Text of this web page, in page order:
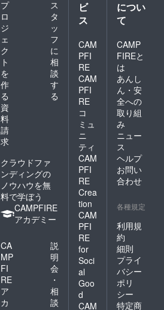
プ
ロ
ジ
ェ
ク
ト
を
作
る
ス
タ
ッ
フ
に
相
談
す
る
資
料
請
求
クラウドファ
ンディングの
ノウハウを無
料で学ぼう
CAMPFIRE
アカデミー
CA
MP
FI
RE
ア
カ
説
明
会
・
相
談
ビ
ス
CAM
PFI
RE
CAM
PFI
RE
コ
ミュ
ニ
ティ
CAM
PFI
RE
Crea
tion
CAM
PFI
RE
for
Soci
al
Goo
d
CAM
につい
て
CAMP
FIREと
は
あんし
ん・安
全への
取り組
み
ニュー
ス
ヘルプ
お問い
合わせ
各種規定
利用規
約
細則
プライ
バシー
ポリ
シー
特定商